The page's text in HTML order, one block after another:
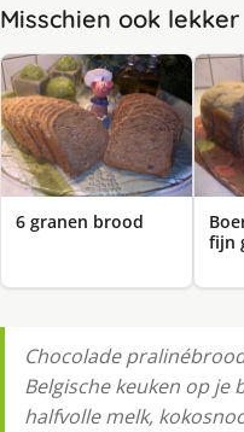
Misschien ook lekker
6 granen brood
fijn
Chocolade
Belgische keuken op je
halfvolle melk,